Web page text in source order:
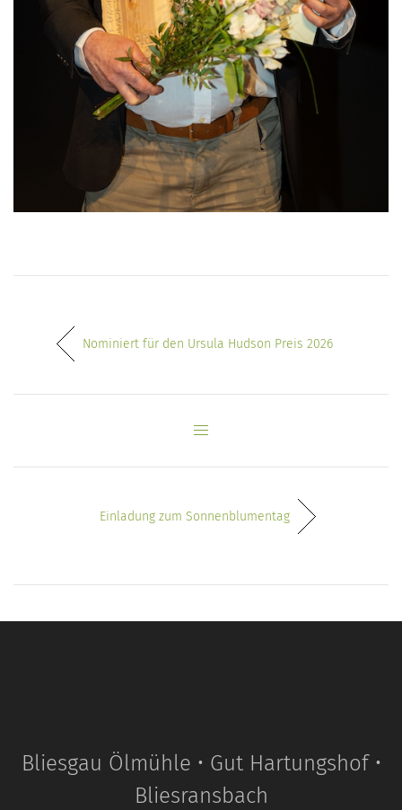
Nominiert für den Ursula Hudson Preis 2026
Einladung zum Sonnenblumentag
Bliesgau Ölmühle • Gut Hartungshof •
Bliesransbach